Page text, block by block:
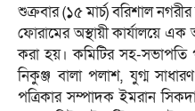
শুক্রবার (১৫ মার্চ) বরিশাল
ফোরামের অস্থায়ী কার্যালয়ে
করা হয়। কমিটির সহ-সভাপতি
নিকুঞ্জ বালা পলাশ, যুগ্ম
পত্রিকার সম্পাদক ইমরান